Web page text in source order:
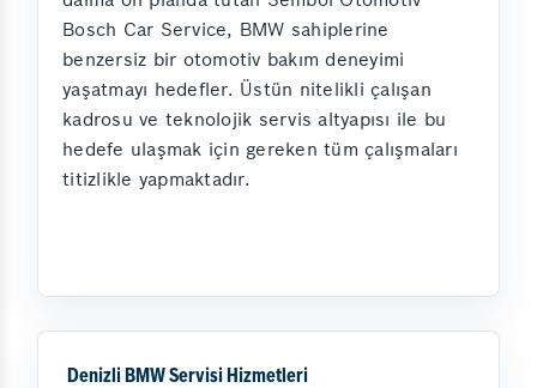
Bosch Car Service, BMW sahiplerine
benzersiz bir otomotiv bakım deneyimi
yaşatmayı hedefler. Üstün nitelikli çalışan
kadrosu ve teknolojik servis altyapısı ile bu
hedefe ulaşmak için gereken tüm çalışmaları
titizlikle yapmaktadır.
Denizli BMW Servisi Hizmetleri